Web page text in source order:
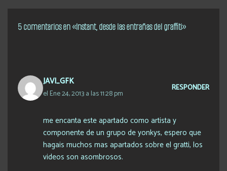
5 comentarios en «Instant, desde las entrañas del graffiti»
JAVI_GFK
el Ene 24, 2013 a las 11:28 pm
RESPONDER
me encanta este apartado como artista y
componente de un grupo de yonkys, espero que
hagais muchos mas apartados sobre el gratti, los
videos son asombrosos.